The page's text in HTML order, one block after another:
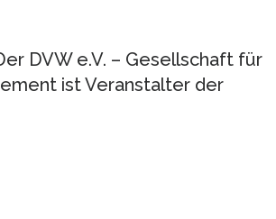
DVW e.V. – Gesellschaft für
ist Veranstalter der